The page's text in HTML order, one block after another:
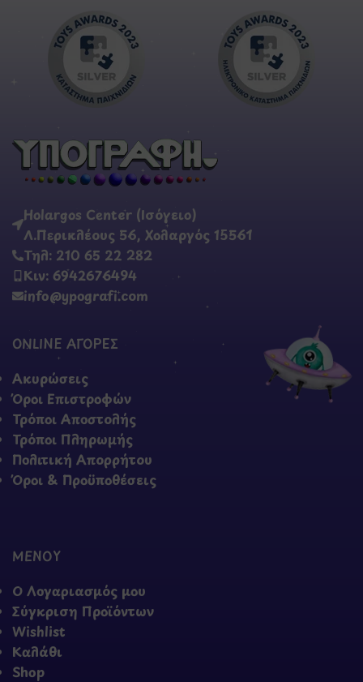
Holargos Center (Ισόγειο)
Λ.Περικλέους 56, Χολαργός 15561
Τηλ: 210 65 22 282
Κιν: 6942676494
info@ypografi.com
ONLINE ΑΓΟΡΕΣ
Ακυρώσεις
Όροι Επιστροφών
Τρόποι Αποστολής
Τρόποι Πληρωμής
Πολιτική Απορρήτου
Όροι & Προϋποθέσεις
ΜΕΝΟΥ
Ο Λογαριασμός μου
Σύγκριση Προϊόντων
Wishlist
Καλάθι
Shop